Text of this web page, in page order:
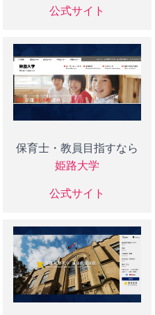
公式サイト
保育士・教員目指すなら
姫路大学
公式サイト